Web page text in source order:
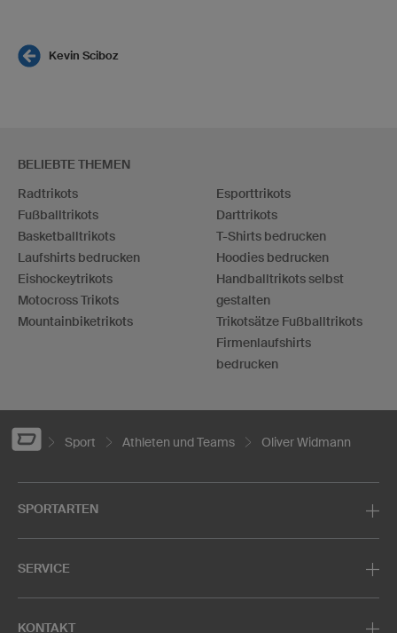
Kevin Sciboz
BELIEBTE THEMEN
Radtrikots
Fußballtrikots
Basketballtrikots
Laufshirts bedrucken
Eishockeytrikots
Motocross Trikots
Mountainbiketrikots
Esporttrikots
Darttrikots
T-Shirts bedrucken
Hoodies bedrucken
Handballtrikots selbst
gestalten
Trikotsätze Fußballtrikots
Firmenlaufshirts
bedrucken
Sport Athleten und Teams Oliver Widmann
SPORTARTEN
SERVICE
KONTAKT